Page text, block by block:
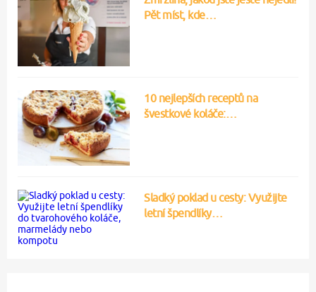
Pět míst, kde…
10 nejlepších receptů na
švestkové koláče:…
Sladký poklad u cesty: Využijte
letní špendlíky…